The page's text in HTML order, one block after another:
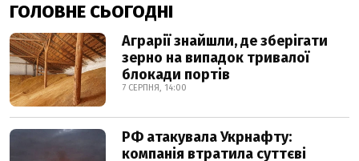
ГОЛОВНЕ СЬОГОДНІ
Аграрії знайшли, де зберігати
зерно на випадок тривалої
блокади портів
7 СЕРПНЯ, 14:00
РФ атакувала Укрнафту:
компанія втратила суттєві